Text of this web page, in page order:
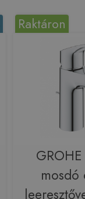
Raktáron
mosdó